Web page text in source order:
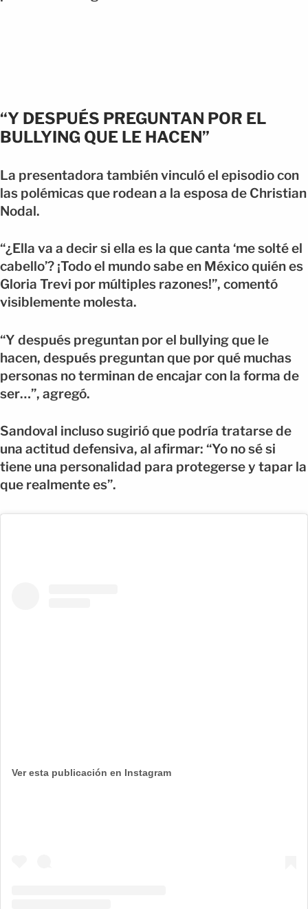
“Y DESPUÉS PREGUNTAN POR EL
BULLYING QUE LE HACEN”
La presentadora también vinculó el episodio con
las polémicas que rodean a la esposa de Christian
Nodal.
“¿Ella va a decir si ella es la que canta ‘me solté el
cabello’? ¡Todo el mundo sabe en México quién es
Gloria Trevi por múltiples razones!”, comentó
visiblemente molesta.
“Y después preguntan por el bullying que le
hacen, después preguntan que por qué muchas
personas no terminan de encajar con la forma de
ser…”, agregó.
Sandoval incluso sugirió que podría tratarse de
una actitud defensiva, al afirmar: “Yo no sé si
tiene una personalidad para protegerse y tapar la
que realmente es”.
Ver esta publicación en Instagram